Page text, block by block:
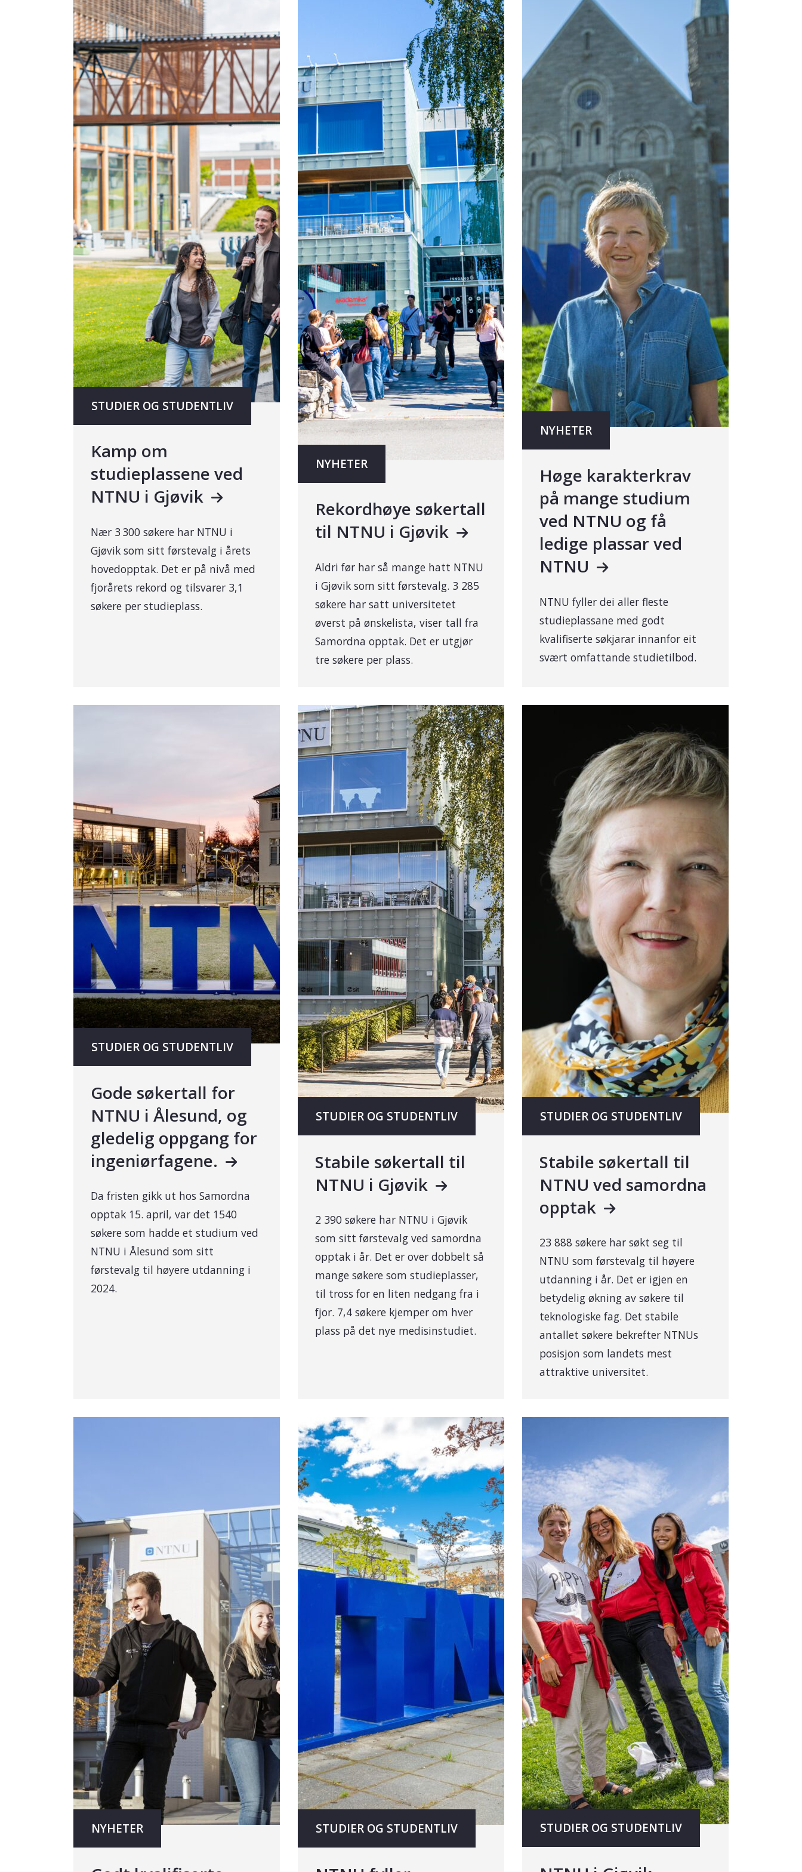
STUDIER OG STUDENTLIV
Kamp om
studieplassene ved
NTNU i Gjøvik
Nær 3 300 søkere har NTNU i
Gjøvik som sitt førstevalg i årets
hovedopptak. Det er på nivå med
fjorårets rekord og tilsvarer 3,1
søkere per studieplass.
NYHETER
Rekordhøye søkertall
til NTNU i Gjøvik
Aldri før har så mange hatt NTNU
i Gjøvik som sitt førstevalg. 3 285
søkere har satt universitetet
øverst på ønskelista, viser tall fra
Samordna opptak. Det er utgjør
tre søkere per plass.
NYHETER
Høge karakterkrav
på mange studium
ved NTNU og få
ledige plassar ved
NTNU
NTNU fyller dei aller fleste
studieplassane med godt
kvalifiserte søkjarar innanfor eit
svært omfattande studietilbod.
STUDIER OG STUDENTLIV
Gode søkertall for
NTNU i Ålesund, og
gledelig oppgang for
ingeniørfagene.
Da fristen gikk ut hos Samordna
opptak 15. april, var det 1540
søkere som hadde et studium ved
NTNU i Ålesund som sitt
førstevalg til høyere utdanning i
2024.
STUDIER OG STUDENTLIV
Stabile søkertall til
NTNU i Gjøvik
2 390 søkere har NTNU i Gjøvik
som sitt førstevalg ved samordna
opptak i år. Det er over dobbelt så
mange søkere som studieplasser,
til tross for en liten nedgang fra i
fjor. 7,4 søkere kjemper om hver
plass på det nye medisinstudiet.
STUDIER OG STUDENTLIV
Stabile søkertall til
NTNU ved samordna
opptak
23 888 søkere har søkt seg til
NTNU som førstevalg til høyere
utdanning i år. Det er igjen en
betydelig økning av søkere til
teknologiske fag. Det stabile
antallet søkere bekrefter NTNUs
posisjon som landets mest
attraktive universitet.
NYHETER STUDIER OG STUDENTLIV STUDIER OG STUDENTLIV